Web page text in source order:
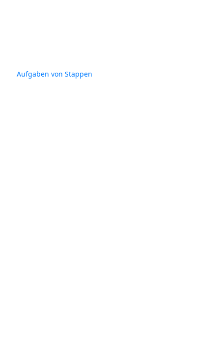
Aufgaben von Stappen